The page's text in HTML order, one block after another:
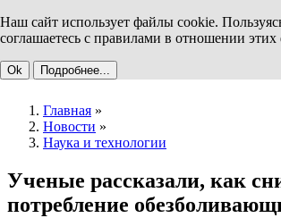
Наш сайт использует файлы cookie.
соглашаетесь с правилами в отношении этих
Ok Подробнее...
Главная »
Новости »
Наука и технологии
Ученые рассказали, как
потребление